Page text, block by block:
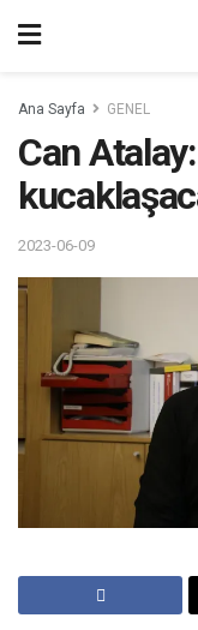
Ana Sayfa GENEL
Can
2023-06-09